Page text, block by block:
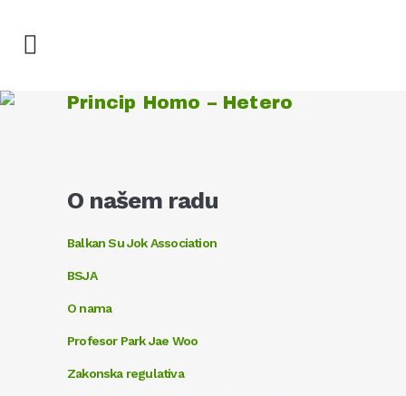
Princip Homo – Hetero
O našem radu
Balkan Su Jok Association
BSJA
O nama
Profesor Park Jae Woo
Zakonska regulativa